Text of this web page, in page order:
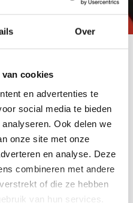
Over
cookies
en advertenties te
social media te bieden
Ook delen we
onze site met onze
en analyse. Deze
combineren met andere
of die ze hebben
van hun services.
aan hebt
laatste nieuws